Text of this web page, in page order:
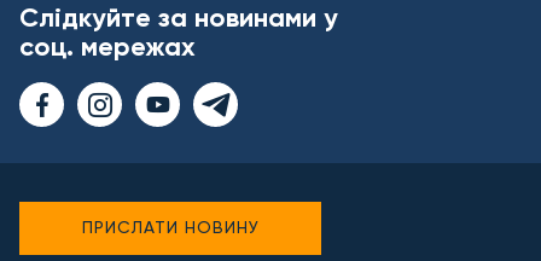
Слідкуйте за новинами у
соц. мережах
ПРИСЛАТИ НОВИНУ